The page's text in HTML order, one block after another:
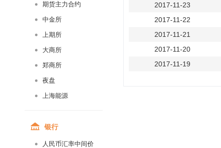
期货主力合约
中金所
上期所
大商所
郑商所
夜盘
上海能源
银行
人民币汇率中间价
2017-11-23
2017-11-22
2017-11-21
2017-11-20
2017-11-19